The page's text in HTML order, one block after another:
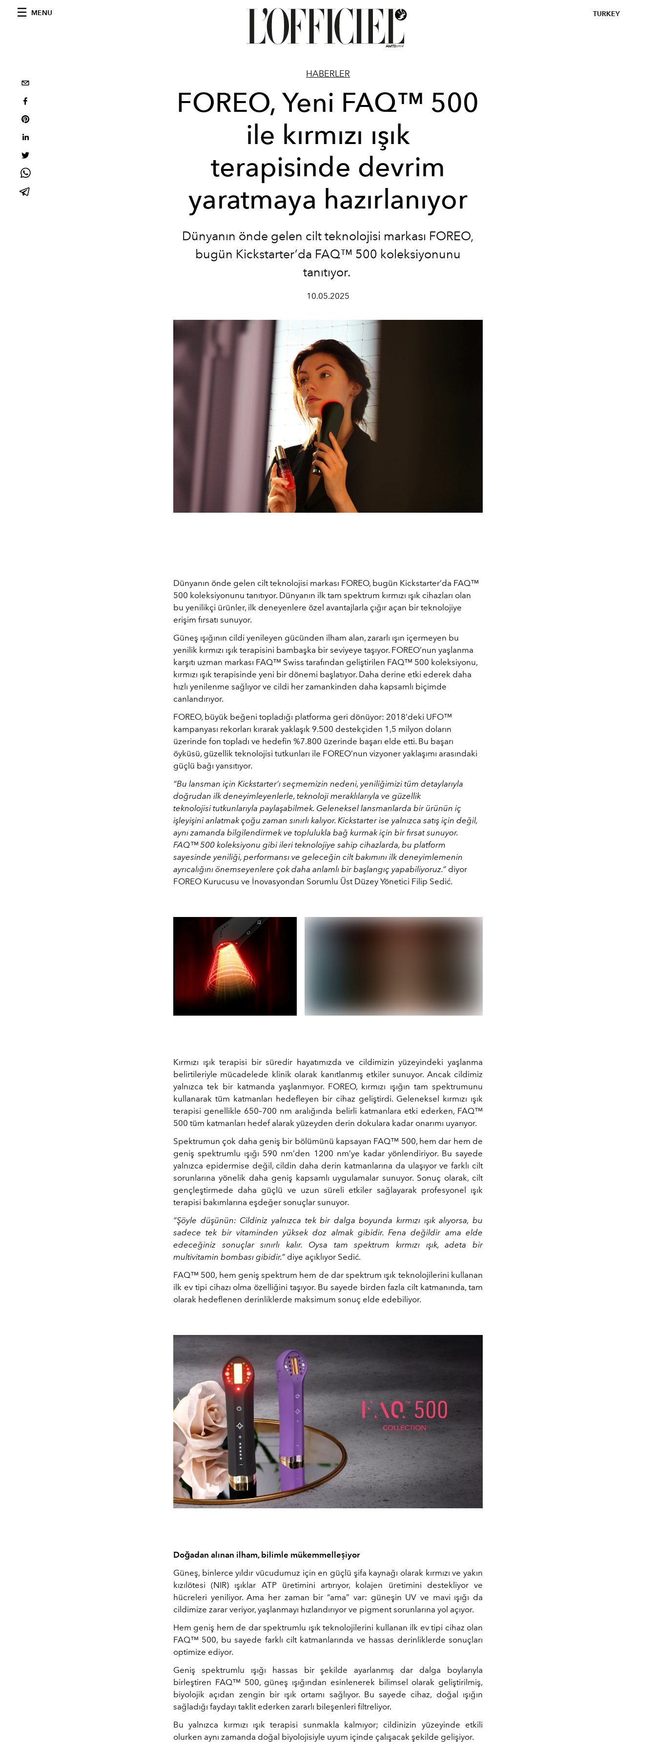
MENU TURKEY
HABERLER
FOREO, Yeni FAQ™ 500
ile kırmızı ışık
terapisinde devrim
yaratmaya hazırlanıyor
Dünyanın önde gelen cilt teknolojisi markası FOREO,
bugün Kickstarter’da FAQ™ 500 koleksiyonunu
tanıtıyor.
10.05.2025
Dünyanın önde gelen cilt teknolojisi markası FOREO, bugün Kickstarter’da FAQ™
500 koleksiyonunu tanıtıyor. Dünyanın ilk tam spektrum kırmızı ışık cihazları olan
bu yenilikçi ürünler, ilk deneyenlere özel avantajlarla çığır açan bir teknolojiye
erişim fırsatı sunuyor.
Güneş ışığının cildi yenileyen gücünden ilham alan, zararlı ışın içermeyen bu
yenilik kırmızı ışık terapisini bambaşka bir seviyeye taşıyor. FOREO’nun yaşlanma
karşıtı uzman markası FAQ™ Swiss tarafından geliştirilen FAQ™ 500 koleksiyonu,
kırmızı ışık terapisinde yeni bir dönemi başlatıyor. Daha derine etki ederek daha
hızlı yenilenme sağlıyor ve cildi her zamankinden daha kapsamlı biçimde
canlandırıyor.
FOREO, büyük beğeni topladığı platforma geri dönüyor: 2018’deki UFO™
kampanyası rekorları kırarak yaklaşık 9.500 destekçiden 1,5 milyon doların
üzerinde fon topladı ve hedefin %7.800 üzerinde başarı elde etti. Bu başarı
öyküsü, güzellik teknolojisi tutkunları ile FOREO’nun vizyoner yaklaşımı arasındaki
güçlü bağı yansıtıyor.
“Bu lansman için Kickstarter’ı seçmemizin nedeni, yeniliğimizi tüm detaylarıyla
doğrudan ilk deneyimleyenlerle, teknoloji meraklılarıyla ve güzellik
teknolojisi tutkunlarıyla paylaşabilmek. Geleneksel lansmanlarda bir ürünün iç
işleyişini anlatmak çoğu zaman sınırlı kalıyor. Kickstarter ise yalnızca satış için değil,
aynı zamanda bilgilendirmek ve toplulukla bağ kurmak için bir fırsat sunuyor.
FAQ™ 500 koleksiyonu gibi ileri teknolojiye sahip cihazlarda, bu platform
sayesinde yeniliği, performansı ve geleceğin cilt bakımını ilk deneyimlemenin
ayrıcalığını önemseyenlere çok daha anlamlı bir başlangıç yapabiliyoruz.” diyor
FOREO Kurucusu ve İnovasyondan Sorumlu Üst Düzey Yönetici Filip Sedić.
Kırmızı ışık terapisi bir süredir hayatımızda ve cildimizin yüzeyindeki yaşlanma
belirtileriyle mücadelede klinik olarak kanıtlanmış etkiler sunuyor. Ancak cildimiz
yalnızca tek bir katmanda yaşlanmıyor. FOREO, kırmızı ışığın tam spektrumunu
kullanarak tüm katmanları hedefleyen bir cihaz geliştirdi. Geleneksel kırmızı ışık
terapisi genellikle 650–700 nm aralığında belirli katmanlara etki ederken, FAQ™
500 tüm katmanları hedef alarak yüzeyden derin dokulara kadar onarımı uyarıyor.
Spektrumun çok daha geniş bir bölümünü kapsayan FAQ™ 500, hem dar hem de
geniş spektrumlu ışığı 590 nm’den 1200 nm’ye kadar yönlendiriyor. Bu sayede
yalnızca epidermise değil, cildin daha derin katmanlarına da ulaşıyor ve farklı cilt
sorunlarına yönelik daha geniş kapsamlı uygulamalar sunuyor. Sonuç olarak, cilt
gençleştirmede daha güçlü ve uzun süreli etkiler sağlayarak profesyonel ışık
terapisi bakımlarına eşdeğer sonuçlar sunuyor.
“Şöyle düşünün: Cildiniz yalnızca tek bir dalga boyunda kırmızı ışık alıyorsa, bu
sadece tek bir vitaminden yüksek doz almak gibidir. Fena değildir ama elde
edeceğiniz sonuçlar sınırlı kalır. Oysa tam spektrum kırmızı ışık, adeta bir
multivitamin bombası gibidir.” diye açıklıyor Sedić.
FAQ™ 500, hem geniş spektrum hem de dar spektrum ışık teknolojilerini kullanan
ilk ev tipi cihazı olma özelliğini taşıyor. Bu sayede birden fazla cilt katmanında, tam
olarak hedeflenen derinliklerde maksimum sonuç elde edebiliyor.
Doğadan alınan ilham, bilimle mükemmelleşiyor
Güneş, binlerce yıldır vücudumuz için en güçlü şifa kaynağı olarak kırmızı ve yakın
kızılötesi (NIR) ışıklar ATP üretimini artırıyor, kolajen üretimini destekliyor ve
hücreleri yeniliyor. Ama her zaman bir “ama” var: güneşin UV ve mavi ışığı da
cildimize zarar veriyor, yaşlanmayı hızlandırıyor ve pigment sorunlarına yol açıyor.
Hem geniş hem de dar spektrumlu ışık teknolojilerini kullanan ilk ev tipi cihaz olan
FAQ™ 500, bu sayede farklı cilt katmanlarında ve hassas derinliklerde sonuçları
optimize ediyor.
Geniş spektrumlu ışığı hassas bir şekilde ayarlanmış dar dalga boylarıyla
birleştiren FAQ™ 500, güneş ışığından esinlenerek bilimsel olarak geliştirilmiş,
biyolojik açıdan zengin bir ışık ortamı sağlıyor. Bu sayede cihaz, doğal ışığın
sağladığı faydayı taklit ederken zararlı bileşenleri filtreliyor.
Bu yalnızca
kırmızı ışık terapisi sunmakla kalmıyor; cildinizin yüzeyinde etkili
olurken aynı zamanda doğal biyolojisiyle uyum içinde çalışacak şekilde gelişiyor.